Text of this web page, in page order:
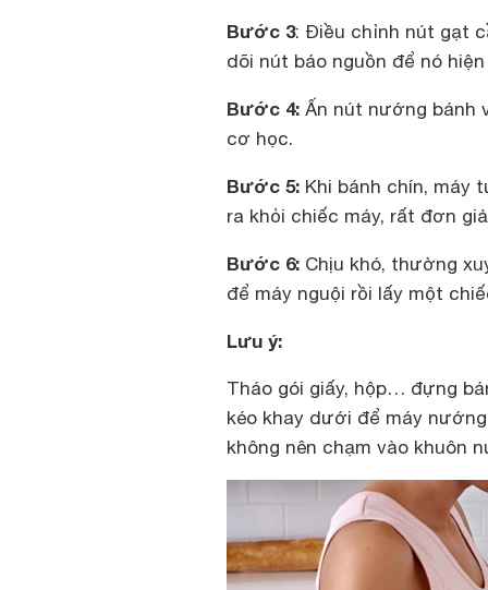
Bước 3: Điều chỉnh nút gạt
dõi nút báo nguồn để nó hiện
Bước 4: Ấn nút nướng bánh
cơ học.
Bước 5: Khi bánh chín, máy
ra khỏi chiếc máy, rất đơn
Bước 6: Chịu khó, thường
để máy nguội rồi lấy một
Lưu ý:
Tháo gói giấy, hộp… đựng
kéo khay dưới để máy
không nên chạm vào khuôn